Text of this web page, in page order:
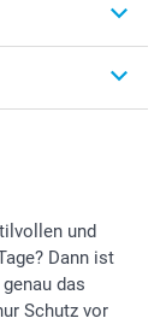
und
Dann ist
das
Schutz vor